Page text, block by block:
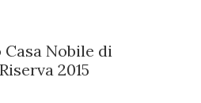
Nobile di
2015